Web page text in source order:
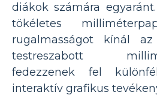
diákok számára
tökéletes
rugalmasságot kínál
testreszabott
fedezzenek fel
interaktív grafikus